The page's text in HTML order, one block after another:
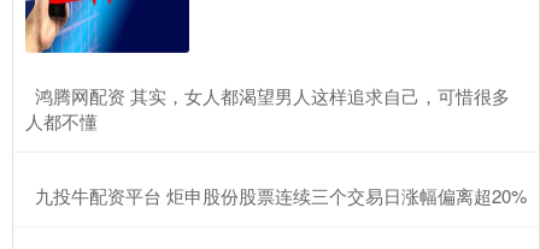
​鸿腾网配资 其实，女人都渴望男人这样追求自己，可惜很多
人都不懂
​九投牛配资平台 炬申股份股票连续三个交易日涨幅偏离超20%